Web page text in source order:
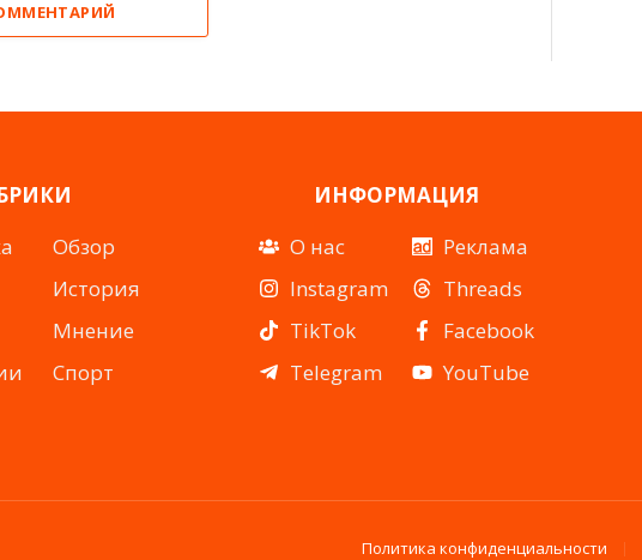
Обзор
История
Мнение
Спорт
ИНФОРМАЦИЯ
О нас
Instagram
TikTok
Telegram
Реклама
Threads
Facebook
YouTube
Политика конфиденциальности